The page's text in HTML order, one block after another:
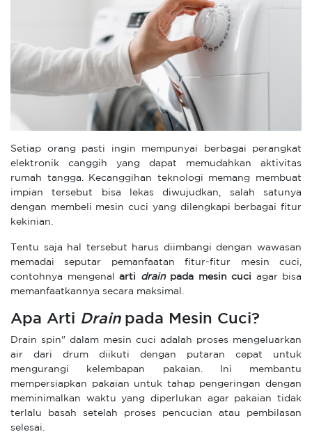
Setiap orang pasti ingin mempunyai berbagai perangkat
elektronik canggih yang dapat memudahkan aktivitas
rumah tangga. Kecanggihan teknologi memang membuat
impian tersebut bisa lekas diwujudkan, salah satunya
dengan membeli mesin cuci yang dilengkapi berbagai fitur
kekinian.
Tentu saja hal tersebut harus diimbangi dengan wawasan
memadai seputar pemanfaatan fitur-fitur mesin cuci,
contohnya mengenal arti drain pada mesin cuci agar bisa
memanfaatkannya secara maksimal.
Apa Arti Drain pada Mesin Cuci?
Drain spin" dalam mesin cuci adalah proses mengeluarkan
air dari drum diikuti dengan putaran cepat untuk
mengurangi kelembapan pakaian. Ini membantu
mempersiapkan pakaian untuk tahap pengeringan dengan
meminimalkan waktu yang diperlukan agar pakaian tidak
terlalu basah setelah proses pencucian atau pembilasan
selesai.